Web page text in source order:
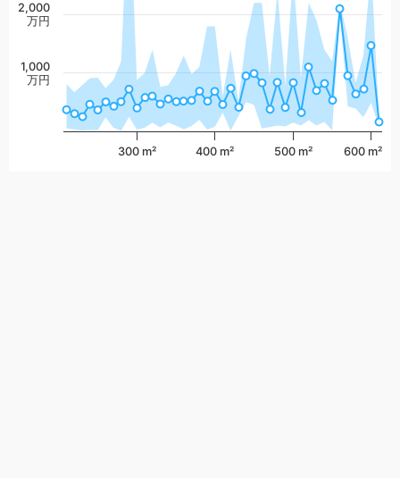
300 m² 400 m² 500 m² 600 m²
1,000
万円
2,000
万円